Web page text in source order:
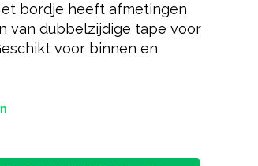
bordje heeft afmetingen
van dubbelzijdige tape voor
voor binnen en